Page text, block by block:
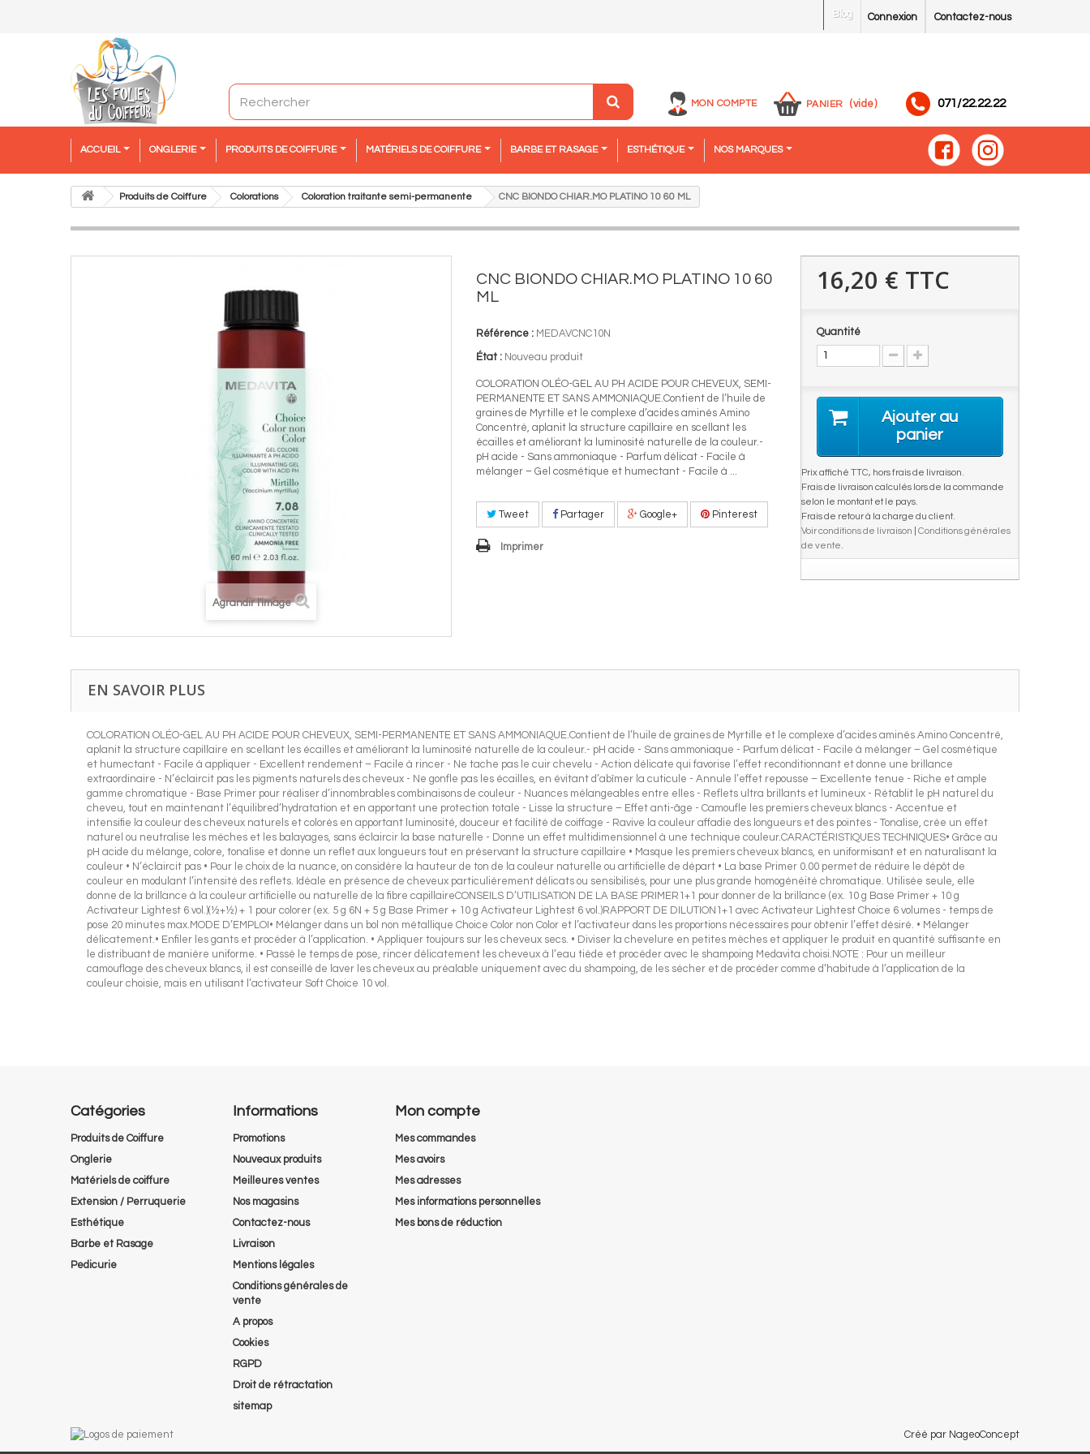
Contactez-nous
Connexion
Blog
MON COMPTE PANIER (vide) 071/22.22.22
ACCUEIL ONGLERIE PRODUITS DE COIFFURE MATÉRIELS DE COIFFURE BARBE ET RASAGE ESTHÉTIQUE NOS MARQUES
Produits de Coiffure Colorations Coloration traitante semi-permanente CNC BIONDO CHIAR.MO PLATINO 10 60 ML
Agrandir l'image
CNC BIONDO CHIAR.MO PLATINO 10 60
ML
Référence : MEDAVCNC10N
État : Nouveau produit
COLORATION OLÉO-GEL AU PH ACIDE POUR CHEVEUX, SEMI-
PERMANENTE ET SANS AMMONIAQUE.Contient de l’huile de
graines de Myrtille et le complexe d’acides aminés Amino
Concentré, aplanit la structure capillaire en scellant les
écailles et améliorant la luminosité naturelle de la couleur.-
pH acide - Sans ammoniaque - Parfum délicat - Facile à
mélanger – Gel cosmétique et humectant - Facile à ...
Tweet Partager Google+ Pinterest
Imprimer
16,20 € TTC
Quantité
Ajouter au
panier
Prix affiché TTC, hors frais de livraison.
Frais de livraison calculés lors de la commande
selon le montant et le pays.
Frais de retour à la charge du client.
Voir conditions de livraison
Conditions générales
de vente
EN SAVOIR PLUS
COLORATION OLÉO-GEL AU PH ACIDE POUR CHEVEUX, SEMI-PERMANENTE ET SANS AMMONIAQUE.Contient de l’huile de graines de Myrtille et le complexe d’acides aminés Amino Concentré,
aplanit la structure capillaire en scellant les écailles et améliorant la luminosité naturelle de la couleur.- pH acide - Sans ammoniaque - Parfum délicat - Facile à mélanger – Gel cosmétique
et humectant - Facile à appliquer - Excellent rendement – Facile à rincer - Ne tache pas le cuir chevelu - Action délicate qui favorise l’effet reconditionnant et donne une brillance
extraordinaire - N’éclaircit pas les pigments naturels des cheveux - Ne gonfle pas les écailles, en évitant d’abîmer la cuticule - Annule l’effet repousse – Excellente tenue - Riche et ample
gamme chromatique - Base Primer pour réaliser d’innombrables combinaisons de couleur - Nuances mélangeables entre elles - Reflets ultra brillants et lumineux - Rétablit le pH naturel du
cheveu, tout en maintenant l’équilibred’hydratation et en apportant une protection totale - Lisse la structure – Effet anti-âge - Camoufle les premiers cheveux blancs - Accentue et
intensifie la couleur des cheveux naturels et colorés en apportant luminosité, douceur et facilité de coiffage - Ravive la couleur affadie des longueurs et des pointes - Tonalise, crée un effet
naturel ou neutralise les mèches et les balayages, sans éclaircir la base naturelle - Donne un effet multidimensionnel à une technique couleur.CARACTÉRISTIQUES TECHNIQUES• Grâce au
pH acide du mélange, colore, tonalise et donne un reflet aux longueurs tout en préservant la structure capillaire • Masque les premiers cheveux blancs, en uniformisant et en naturalisant la
couleur • N’éclaircit pas • Pour le choix de la nuance, on considère la hauteur de ton de la couleur naturelle ou artificielle de départ • La base Primer 0.00 permet de réduire le dépôt de
couleur en modulant l’intensité des reflets. Idéale en présence de cheveux particulièrement délicats ou sensibilisés, pour une plus grande homogénéité chromatique. Utilisée seule, elle
donne de la brillance à la couleur artificielle ou naturelle de la fibre capillaireCONSEILS D’UTILISATION DE LA BASE PRIMER1+1 pour donner de la brillance (ex. 10 g Base Primer + 10 g
Activateur Lightest 6 vol.)(½+½) + 1 pour colorer (ex. 5 g 6N + 5 g Base Primer + 10 g Activateur Lightest 6 vol.)RAPPORT DE DILUTION1+1 avec Activateur Lightest Choice 6 volumes - temps de
pose 20 minutes max.MODE D’EMPLOI• Mélanger dans un bol non métallique Choice Color non Color et l’activateur dans les proportions nécessaires pour obtenir l’effet désiré. • Mélanger
délicatement.• Enfiler les gants et procéder à l’application. • Appliquer toujours sur les cheveux secs. • Diviser la chevelure en petites mèches et appliquer le produit en quantité suffisante en
le distribuant de manière uniforme. • Passé le temps de pose, rincer délicatement les cheveux à l’eau tiède et procéder avec le shampoing Medavita choisi.NOTE : Pour un meilleur
camouflage des cheveux blancs, il est conseillé de laver les cheveux au préalable uniquement avec du shampoing, de les sécher et de procéder comme d’habitude à l’application de la
couleur choisie, mais en utilisant l’activateur Soft Choice 10 vol.
Catégories
Produits de Coiffure
Onglerie
Matériels de coiffure
Extension / Perruquerie
Esthétique
Barbe et Rasage
Pedicurie
Informations
Promotions
Nouveaux produits
Meilleures ventes
Nos magasins
Contactez-nous
Livraison
Mentions légales
Conditions générales de
vente
A propos
Cookies
RGPD
Droit de rétractation
sitemap
Mon compte
Mes commandes
Mes avoirs
Mes adresses
Mes informations personnelles
Mes bons de réduction
Créé par NageoConcept